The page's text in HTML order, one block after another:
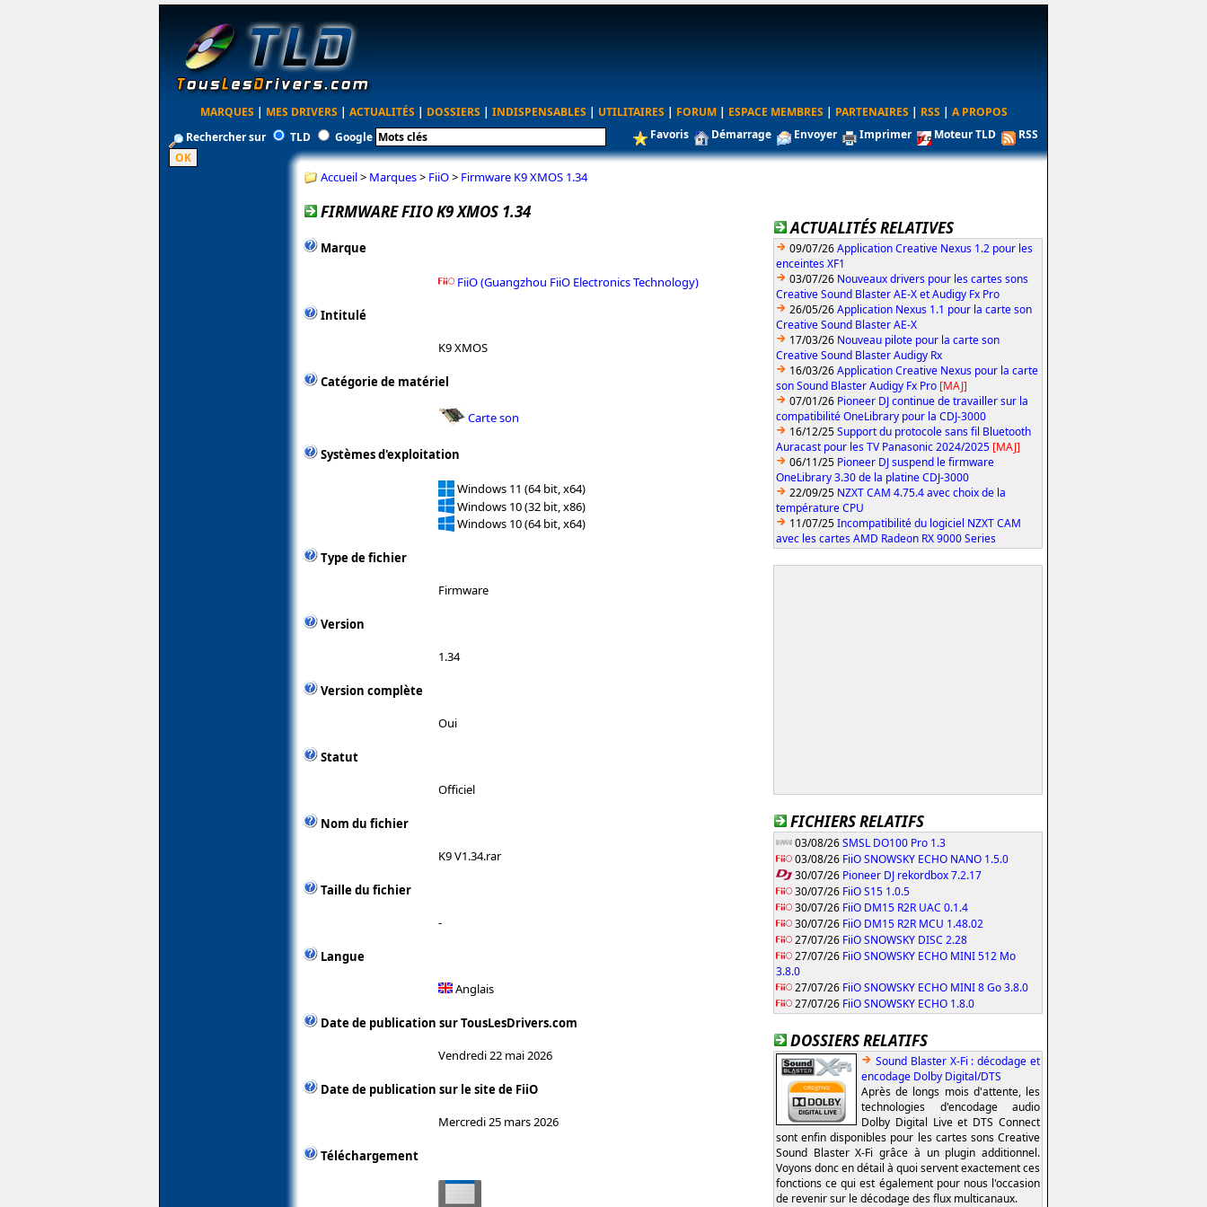
MARQUES | MES DRIVERS | ACTUALITÉS | DOSSIERS | INDISPENSABLES | UTILITAIRES | FORUM | ESPACE MEMBRES | PARTENAIRES | RSS | A PROPOS
Rechercher sur
TLD Google Favoris Démarrage Envoyer Imprimer Moteur TLD RSS
Accueil> Marques> FiiO> Firmware K9 XMOS 1.34
FIRMWARE FIIO K9 XMOS 1.34
Marque
FiiO (Guangzhou FiiO Electronics Technology)
Intitulé
K9 XMOS
Catégorie de matériel
Carte son
Systèmes d'exploitation
Windows 11 (64 bit, x64)
Windows 10 (32 bit, x86)
Windows 10 (64 bit, x64)
Type de fichier
Firmware
Version
1.34
Version complète
Oui
Statut
Officiel
Nom du fichier
K9 V1.34.rar
Taille du fichier
-
Langue
Anglais
Date de publication sur TousLesDrivers.com
Vendredi 22 mai 2026
Date de publication sur le site de FiiO
Mercredi 25 mars 2026
Téléchargement
ACTUALITÉS RELATIVES
09/07/26Application Creative Nexus 1.2 pour les
enceintes XF1
03/07/26 Nouveaux drivers pour les cartes sons
Creative Sound Blaster AE-X et Audigy Fx Pro
26/05/26Application Nexus 1.1 pour la carte son
Creative Sound Blaster AE-X
17/03/26 Nouveau pilote pour la carte son
Creative Sound Blaster Audigy Rx
16/03/26Application Creative Nexus pour la carte
son Sound Blaster Audigy Fx Pro [MAJ]
07/01/26 Pioneer DJ continue de travailler sur la
compatibilité OneLibrary pour la CDJ-3000
16/12/25Support du protocole sans fil Bluetooth
Auracast pour les TV Panasonic 2024/2025 [MAJ]
06/11/25 Pioneer DJ suspend le firmware
OneLibrary 3.30 de la platine CDJ-3000
22/09/25 NZXT CAM 4.75.4 avec choix de la
température CPU
11/07/25Incompatibilité du logiciel NZXT CAM
avec les cartes AMD Radeon RX 9000 Series
FICHIERS RELATIFS
03/08/26SMSL DO100 Pro 1.3
03/08/26 FiiO SNOWSKY ECHO NANO 1.5.0
30/07/26 Pioneer DJ rekordbox 7.2.17
30/07/26 FiiO S15 1.0.5
30/07/26 FiiO DM15 R2R UAC 0.1.4
30/07/26 FiiO DM15 R2R MCU 1.48.02
27/07/26 FiiO SNOWSKY DISC 2.28
27/07/26 FiiO SNOWSKY ECHO MINI 512 Mo
3.8.0
27/07/26 FiiO SNOWSKY ECHO MINI 8 Go 3.8.0
27/07/26 FiiO SNOWSKY ECHO 1.8.0
DOSSIERS RELATIFS
Sound Blaster X-Fi : décodage et
encodage Dolby Digital/DTS
Après de longs mois d'attente, les
technologies d'encodage audio
Dolby Digital Live et DTS Connect
sont enfin disponibles pour les cartes sons Creative
Sound Blaster X-Fi grâce à un plugin additionnel.
Voyons donc en détail à quoi servent exactement ces
fonctions ce qui est également pour nous l'occasion
de revenir sur le décodage des flux multicanaux.